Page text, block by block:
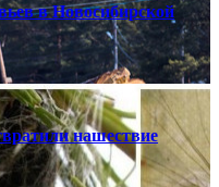
в Новосибирской
нашествие